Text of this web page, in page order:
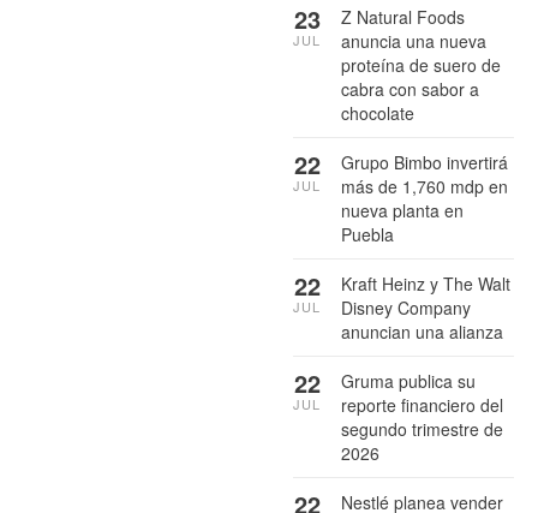
Z Natural Foods
anuncia una nueva
proteína de suero de
cabra con sabor a
chocolate
23
JUL
Grupo Bimbo invertirá
más de 1,760 mdp en
nueva planta en
Puebla
22
JUL
Kraft Heinz y The Walt
Disney Company
anuncian una alianza
22
JUL
Gruma publica su
reporte financiero del
segundo trimestre de
2026
22
JUL
Nestlé planea vender
22